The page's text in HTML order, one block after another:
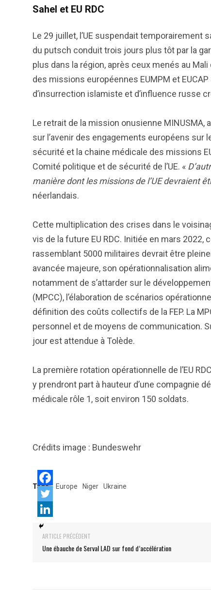
Sahel et EU RDC
Le 29 juillet, l’UE suspendait temporairement
du putsch conduit trois jours plus tôt par la
plus dans la région, après ceux menés au
des missions européennes EUMPM et
d’insurrection islamiste et d’influence russe
Le retrait de la mission onusienne
sur l’avenir des engagements européens sur
sécurité et la chaine médicale des missions
Comité politique et de sécurité de l’UE. «
manière dont les missions de l’UE devraient
néerlandais.
Cette multiplication des crises dans le
vis de la future EU RDC. Initiée en mars
rassemblant 5000 militaires devrait être
avancée majeure, son opérationnalisation
notamment de s’attarder sur le
(MPCC), l’élaboration de scénarios
définition des coûts collectifs de la FEP. La
personnel et de moyens de communication.
jour est attendue à Tolède.
La première rotation opérationnelle de l’EU
y prendront part à hauteur d’une compagnie
médicale rôle 1, soit environ 150 soldats.
Crédits image : Bundeswehr
Tags: Europe Niger Ukraine
ARTICLE PRÉCÉDENT
Une ébauche de Serval LAD sur fond d’accélération